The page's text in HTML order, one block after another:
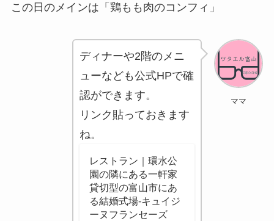
この日のメインは「鶏もも肉のコンフィ」
ママ
ディナーや2階のメニ
ューなども公式HPで確
認ができます。
リンク貼っておきます
ね。
レストラン｜環水公
園の隣にある一軒家
貸切型の富山市にあ
る結婚式場-キュイジ
ーヌフランセーズ